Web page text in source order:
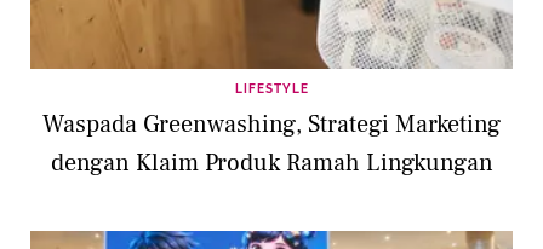
LIFESTYLE
Waspada Greenwashing, Strategi Marketing
dengan Klaim Produk Ramah Lingkungan